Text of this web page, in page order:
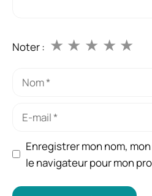
Noter : ★
★
★
★
★
Nom
Enregistrer mon nom,
le navigateur pour mon